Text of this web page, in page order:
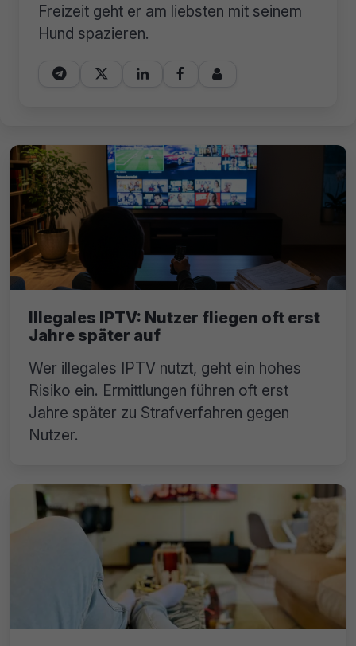
Freizeit geht er am liebsten mit seinem
Hund spazieren.
    
Illegales IPTV: Nutzer fliegen oft erst
Jahre später auf
Wer illegales IPTV nutzt, geht ein hohes
Risiko ein. Ermittlungen führen oft erst
Jahre später zu Strafverfahren gegen
Nutzer.